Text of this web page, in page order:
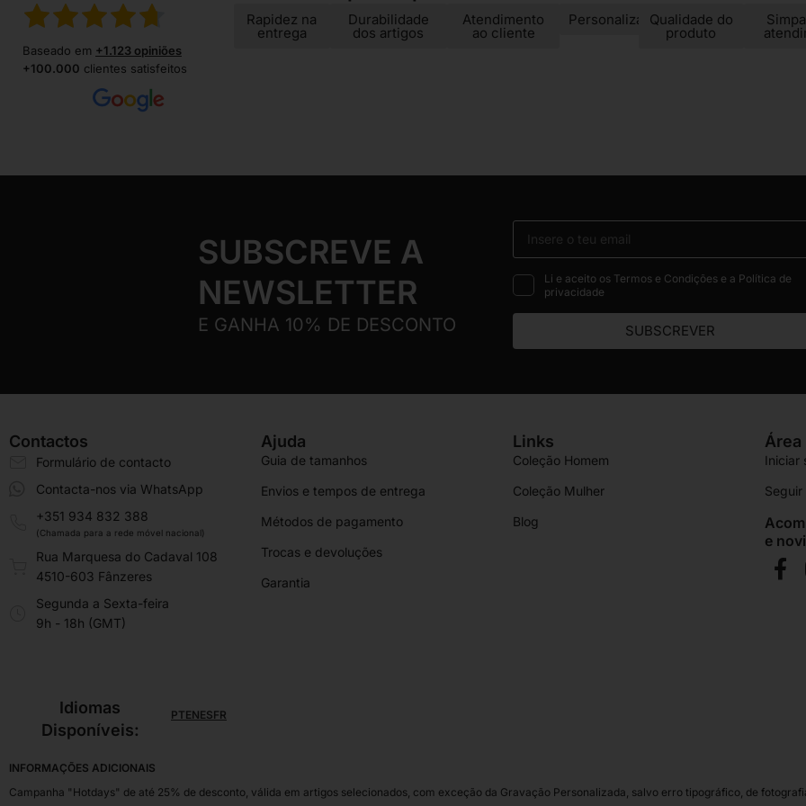
Baseado em +1.123 opiniões
+100.000 clientes satisfeitos
Rapidez na
entrega
Durabilidade
dos artigos
Atendimento
ao cliente
PersonalizaçãoQualidade do
produto
SUBSCREVE A
NEWSLETTER
E GANHA 10% DE DESCONTO
Li e aceito os Termos e Condições e a Política de
privacidade
SUBSCREVER
Contactos
Formulário de contacto
Contacta-nos via WhatsApp
+351 934 832 388
(Chamada para a rede móvel nacional)
Rua Marquesa do Cadaval 108
4510-603 Fânzeres
Segunda a Sexta-feira
9h - 18h (GMT)
Ajuda
Guia de tamanhos
Envios e tempos de entrega
Métodos de pagamento
Trocas e devoluções
Garantia
Links
Coleção Homem
Coleção Mulher
Blog
Área
Iniciar
e
Idiomas
Disponíveis:
PTENESFR
INFORMAÇÕES ADICIONAIS
Campanha "Hotdays" de até 25% de desconto, válida em artigos selecionados, com exceção da Gravação Personalizada, salvo erro tipográfico, de